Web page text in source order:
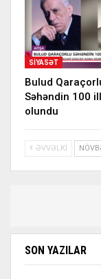
SIYASƏT
Bulud
Səhəndin 100
olundu
ƏVVƏLKI
SON YAZILAR